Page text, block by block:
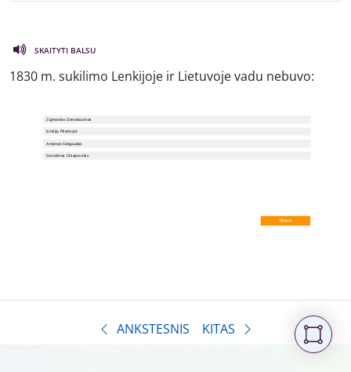
SKAITYTI BALSU
1830 m. sukilimo Lenkijoje ir Lietuvoje vadu nebuvo:
ANKSTESNIS KITAS